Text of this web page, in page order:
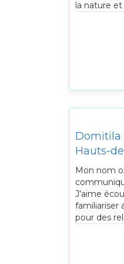
la nature et
Domitila
Hauts-
Mon nom
J’aime
familiariser
pour des